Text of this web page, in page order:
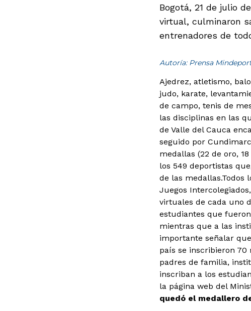
Bogotá, 21 de julio
virtual, culminaron
entrenadores de
Autoría: Prensa
Ajedrez, atletismo,
judo, karate,
de campo, tenis de
las disciplinas en las
de Valle del Cauca
seguido por
medallas (22 de oro,
los 549 deportistas
de las medallas.Todos
Juegos
virtuales de cada uno
estudiantes que
mientras que a las
importante señalar
país se inscribieron 70
padres de familia,
inscriban a los
la página web del
quedó el medallero